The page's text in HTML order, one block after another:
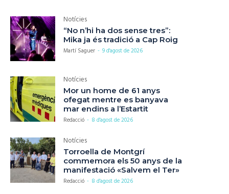
Notícies
“No n’hi ha dos sense tres”:
Mika ja és tradició a Cap Roig
Martí Saguer - 9 d'agost de 2026
Notícies
Mor un home de 61 anys
ofegat mentre es banyava
mar endins a l’Estartit
Redacció - 8 d'agost de 2026
Notícies
Torroella de Montgrí
commemora els 50 anys de la
manifestació «Salvem el Ter»
Redacció - 8 d'agost de 2026